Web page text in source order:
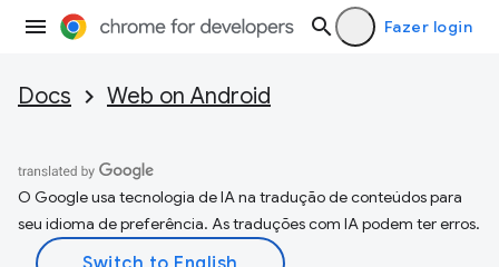
Fazer login
Docs Web on Android
O Google usa tecnologia de IA na tradução de conteúdos para
seu idioma de preferência. As traduções com IA podem ter erros.